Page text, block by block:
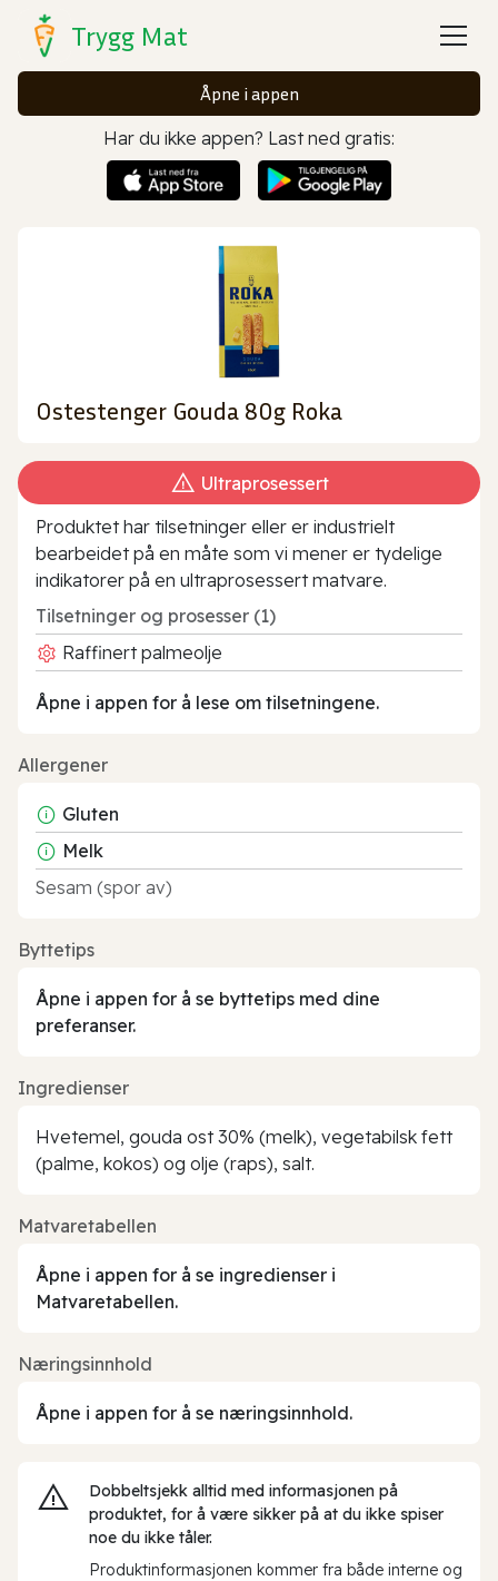
Trygg Mat
Åpne i appen
Har du ikke appen? Last ned gratis:
Ostestenger Gouda 80g Roka
Ultraprosessert
Produktet har tilsetninger eller er industrielt
bearbeidet på en måte som vi mener er tydelige
indikatorer på en ultraprosessert matvare.
Tilsetninger og prosesser (1)
Raffinert palmeolje
Åpne i appen for å lese om tilsetningene.
Allergener
Gluten
Melk
Sesam (spor av)
Byttetips
Åpne i appen for å se byttetips med dine
preferanser.
Ingredienser
Hvetemel, gouda ost 30% (melk), vegetabilsk fett
(palme, kokos) og olje (raps), salt.
Matvaretabellen
Åpne i appen for å se ingredienser i
Matvaretabellen.
Næringsinnhold
Åpne i appen for å se næringsinnhold.
Dobbeltsjekk alltid med informasjonen på
produktet, for å være sikker på at du ikke spiser
noe du ikke tåler.
Produktinformasjonen kommer fra både interne og